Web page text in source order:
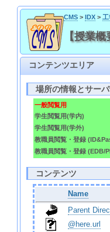
CMS> IDX>
【授業概
コンテンツエリア
場所の情報とサー
一般閲覧用
学生閲覧用(学内)
学生閲覧用(学外)
教職員閲覧・登録
教職員閲覧・登録 (EDB/
コンテンツ
Name
Parent
@here.url